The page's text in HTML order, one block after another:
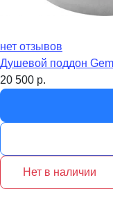
нет отзывов
Душевой поддон
20 500 р.
Нет в наличии